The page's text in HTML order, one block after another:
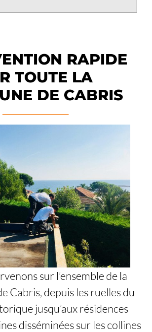
RAPIDE
TOUTE LA
DE CABRIS
sur l’ensemble de la
Cabris, depuis les ruelles du
jusqu’aux résidences
disséminées sur les collines